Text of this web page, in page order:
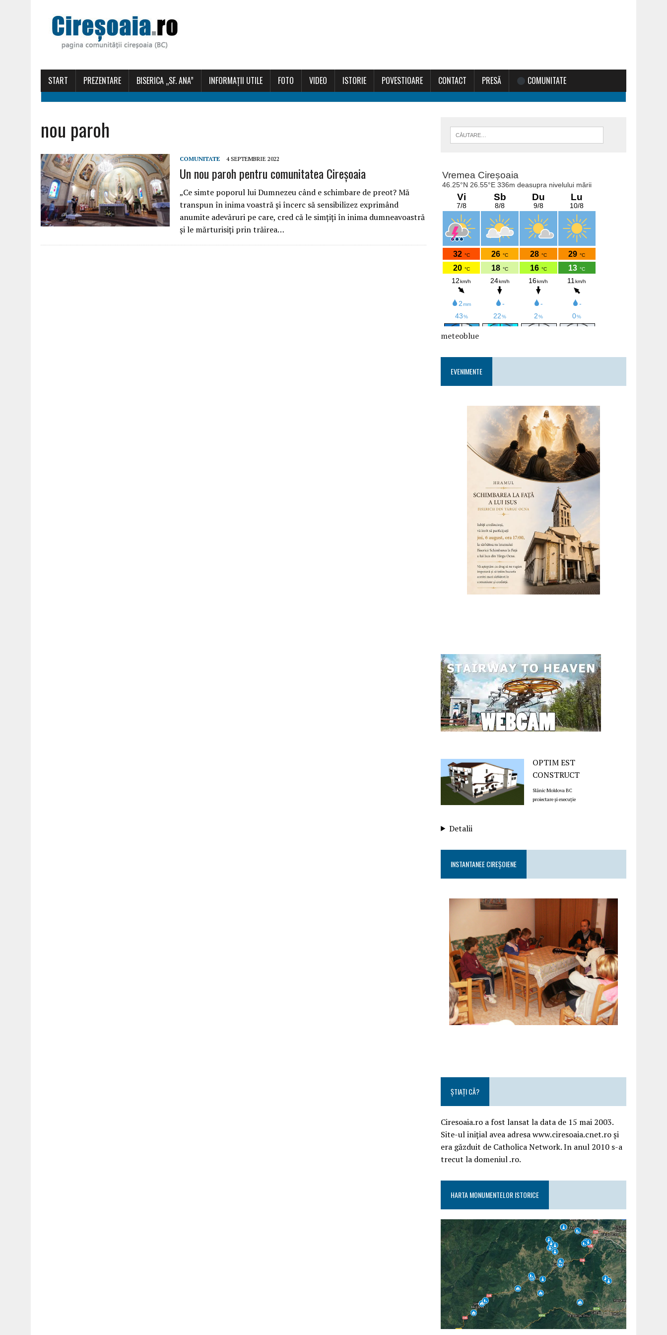
START PREZENTARE BISERICA „SF. ANA” INFORMAȚII UTILE FOTO VIDEO ISTORIE POVESTIOARE CONTACT PRESĂ COMUNITATE
nou paroh
COMUNITATE 4 SEPTEMBRIE 2022
Un nou paroh pentru comunitatea Cireșoaia
„Ce simte poporul lui Dumnezeu când e schimbare de preot? Mă
transpun în inima voastră și încerc să sensibilizez exprimând
anumite adevăruri pe care, cred că le simțiți în inima dumneavoastră
și le mărturisiți prin trăirea…
meteoblue
EVENIMENTE
OPTIM EST
CONSTRUCT
Slănic Moldova BC
proiectare și execuție
Detalii
INSTANTANEE CIREȘOIENE
ȘTIAȚI CĂ?
Ciresoaia.ro a fost lansat la data de 15 mai 2003.
Site-ul inițial avea adresa www.ciresoaia.cnet.ro și
era găzduit de Catholica Network. In anul 2010 s-a
trecut la domeniul .ro.
HARTA MONUMENTELOR ISTORICE